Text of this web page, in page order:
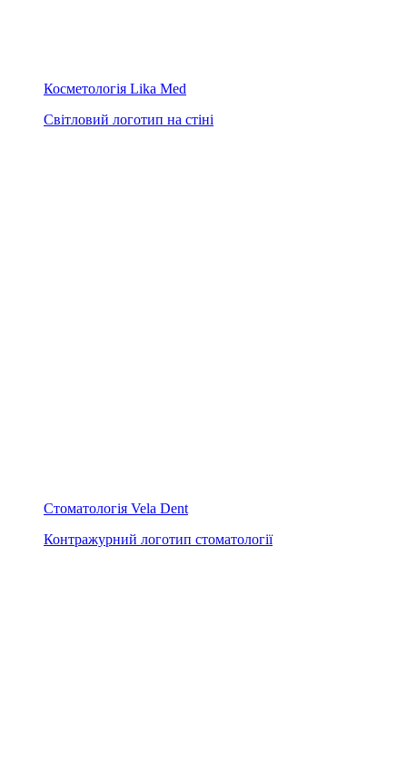
Косметологія Lika Med
Світловий логотип на стіні
Стоматологія Vela Dent
Контражурний логотип стоматології